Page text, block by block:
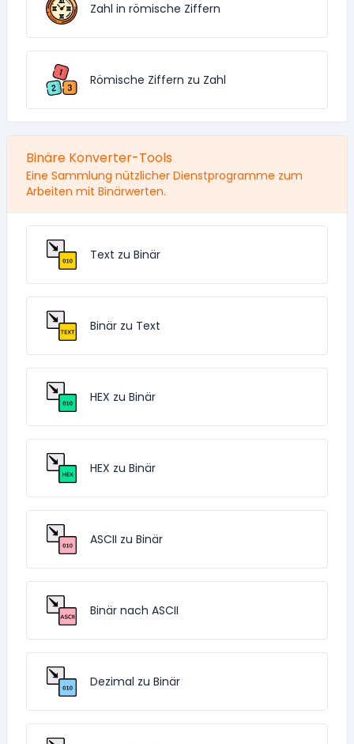
Zahl in römische Ziffern
Römische Ziffern zu Zahl
Binäre Konverter-Tools
Eine Sammlung nützlicher Dienstprogramme zum
Arbeiten mit Binärwerten.
Text zu Binär
Binär zu Text
HEX zu Binär
HEX zu Binär
ASCII zu Binär
Binär nach ASCII
Dezimal zu Binär